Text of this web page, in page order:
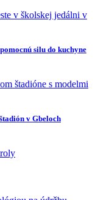
silu do kuchyne
v Gbeloch